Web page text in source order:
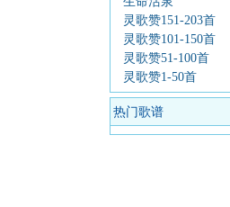
灵歌赞151-203首
灵歌赞101-150首
灵歌赞51-100首
灵歌赞1-50首
热门歌谱